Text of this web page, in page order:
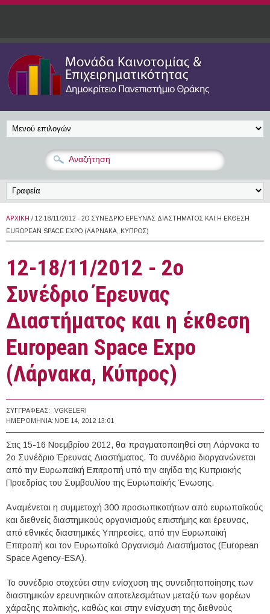
Παράκαμψη προς το κυρίως περιεχόμενο
ΑΡΧΙΚΉ / 12-18/11/2012 - 2Ο ΣΥΝΈΔΡΙΟ ΈΡΕΥΝΑΣ ΔΙΑΣΤΉΜΑΤΟΣ ΚΑΙ Η ΈΚΘΕΣΗ
EUROPEAN SPACE EXPO (ΛΆΡΝΑΚΑ, ΚΎΠΡΟΣ)
12-18/11/2012 - 2ο
Συνέδριο Έρευνας
Διαστήματος και η έκθεση
European Space Expo
(Λάρνακα, Κύπρος)
ΣΥΓΓΡΑΦΈΑΣ:
VGKELERI
ΗΜΕΡΟΜΗΝΊΑ: ΝΟΕ 14, 2012 13:01
Στις 15-16 Νοεμβρίου 2012, θα πραγματοποιηθεί στη Λάρνακα το
2ο Συνέδριο Έρευνας Διαστήματος. Το συνέδριο διοργανώνεται
από την Ευρωπαϊκή Επιτροπή υπό την αιγίδα της Κυπριακής
Προεδρίας του Συμβουλίου της Ευρωπαϊκής Ένωσης.
Αναμένεται η συμμετοχή 300 προσωπικοτήτων από ευρωπαϊκούς
και διεθνείς διαστημικούς οργανισμούς επιστήμης και έρευνας,
από εθνικές διαστημικές Υπηρεσίες, από την Ευρωπαϊκή
Επιτροπή και τον Ευρωπαϊκό Οργανισμό Διαστήματος (European
Space Agency-ESA).
Το συνέδριο στοχεύει στην ενίσχυση της συνειδητοποίησης των
διαστημικών ερευνητικών αποτελεσμάτων μεταξύ των φορέων
χάραξης πολιτικής, καθώς και στην ενίσχυση της διεθνούς